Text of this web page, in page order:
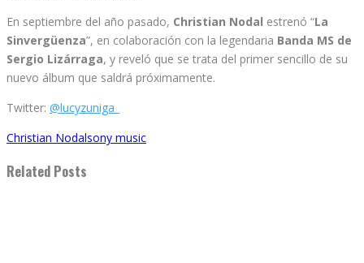
En septiembre del año pasado, Christian Nodal estrenó “La
Sinvergüenza”, en colaboración con la legendaria Banda MS de
Sergio Lizárraga, y reveló que se trata del primer sencillo de su
nuevo álbum que saldrá próximamente.
Twitter: @lucyzuniga_
Christian Nodalsony music
Related Posts